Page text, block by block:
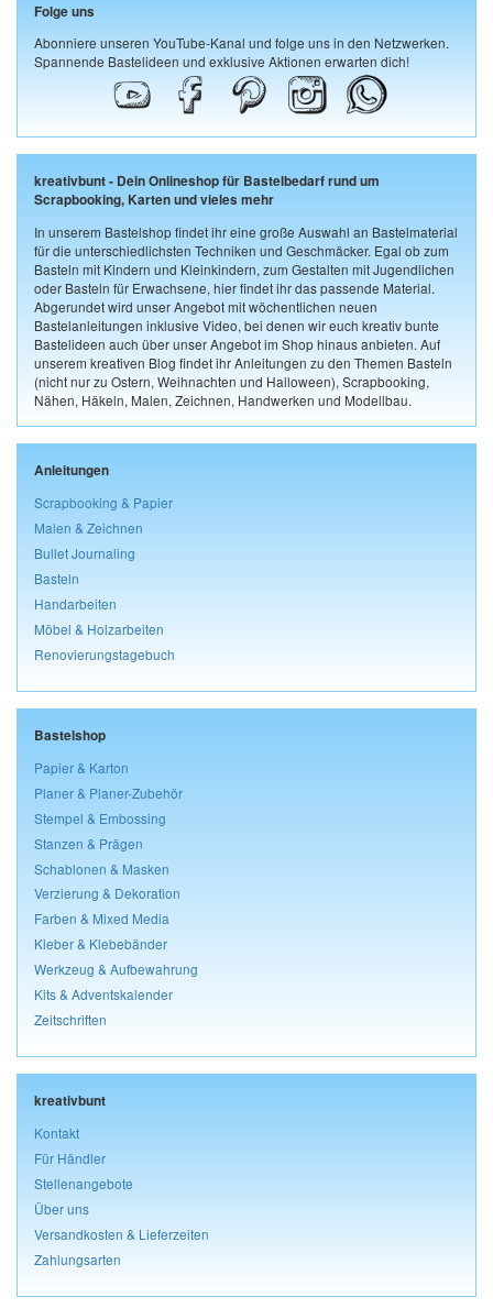
Folge uns
Abonniere unseren YouTube-Kanal und folge uns in den Netzwerken.
Spannende Bastelideen und exklusive Aktionen erwarten dich!
kreativbunt - Dein Onlineshop für Bastelbedarf rund um
Scrapbooking, Karten und vieles mehr
In unserem Bastelshop findet ihr eine große Auswahl an Bastelmaterial
für die unterschiedlichsten Techniken und Geschmäcker. Egal ob zum
Basteln mit Kindern und Kleinkindern, zum Gestalten mit Jugendlichen
oder Basteln für Erwachsene, hier findet ihr das passende Material.
Abgerundet wird unser Angebot mit wöchentlichen neuen
Bastelanleitungen inklusive Video, bei denen wir euch kreativ bunte
Bastelideen auch über unser Angebot im Shop hinaus anbieten. Auf
unserem kreativen Blog findet ihr Anleitungen zu den Themen Basteln
(nicht nur zu Ostern, Weihnachten und Halloween), Scrapbooking,
Nähen, Häkeln, Malen, Zeichnen, Handwerken und Modellbau.
Anleitungen
Scrapbooking & Papier
Malen & Zeichnen
Bullet Journaling
Basteln
Handarbeiten
Möbel & Holzarbeiten
Renovierungstagebuch
Bastelshop
Papier & Karton
Planer & Planer-Zubehör
Stempel & Embossing
Stanzen & Prägen
Schablonen & Masken
Verzierung & Dekoration
Farben & Mixed Media
Kleber & Klebebänder
Werkzeug & Aufbewahrung
Kits & Adventskalender
Zeitschriften
kreativbunt
Kontakt
Für Händler
Stellenangebote
Über uns
Versandkosten & Lieferzeiten
Zahlungsarten